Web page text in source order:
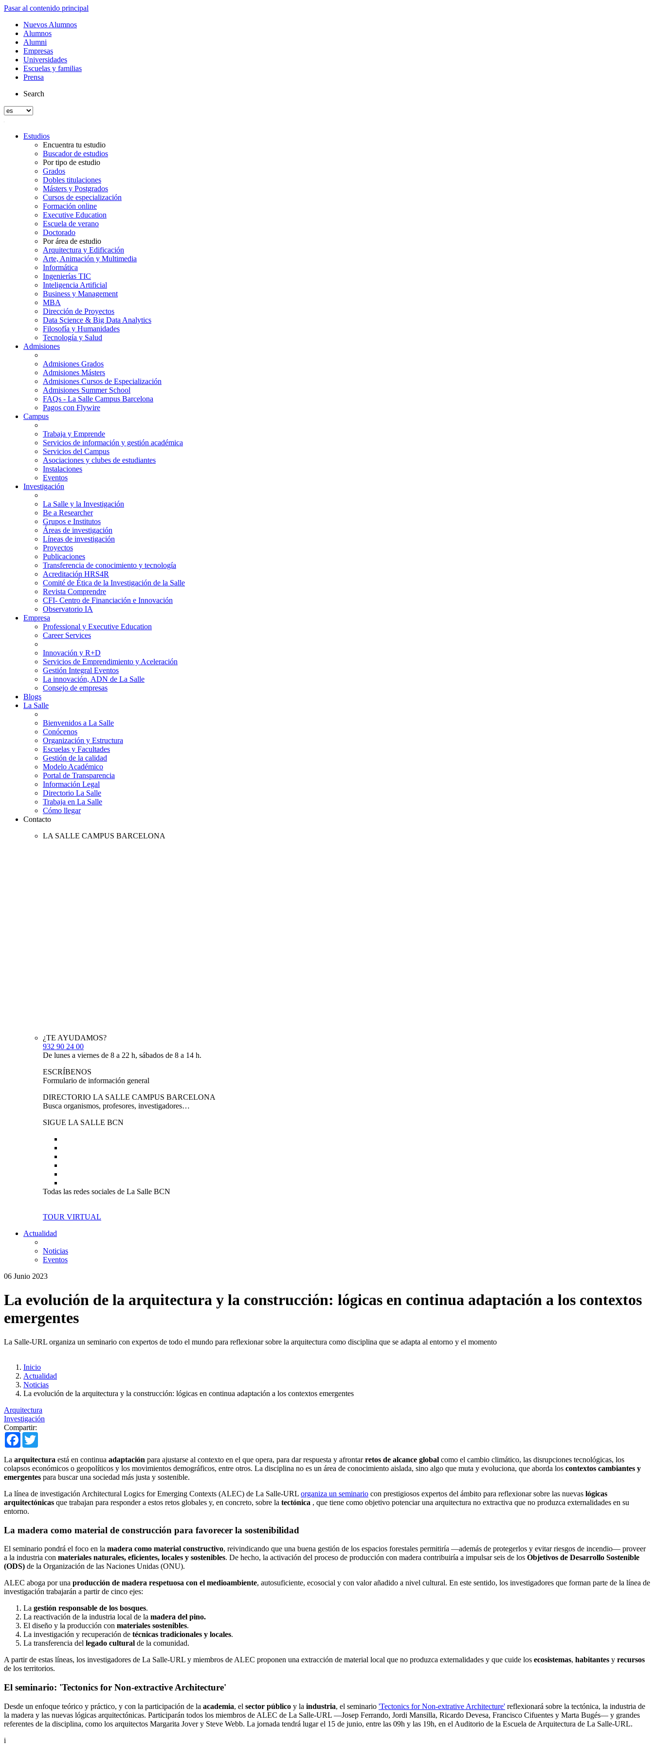
Pasar al contenido principal
Nuevos Alumnos
Alumnos
Alumni
Empresas
Universidades
Escuelas y familias
Prensa
Search
Estudios
Encuentra tu estudio
Buscador de estudios
Por tipo de estudio
Grados
Dobles titulaciones
Másters y Postgrados
Cursos de especialización
Formación online
Executive Education
Escuela de verano
Doctorado
Por área de estudio
Arquitectura y Edificación
Arte, Animación y Multimedia
Informática
Ingenierías TIC
Inteligencia Artificial
Business y Management
MBA
Dirección de Proyectos
Data Science & Big Data Analytics
Filosofía y Humanidades
Tecnología y Salud
Admisiones
Admisiones Grados
Admisiones Másters
Admisiones Cursos de Especialización
Admisiones Summer School
FAQs - La Salle Campus Barcelona
Pagos con Flywire
Campus
Trabaja y Emprende
Servicios de información y gestión académica
Servicios del Campus
Asociaciones y clubes de estudiantes
Instalaciones
Eventos
Investigación
La Salle y la Investigación
Be a Researcher
Grupos e Institutos
Áreas de investigación
Líneas de investigación
Proyectos
Publicaciones
Transferencia de conocimiento y tecnología
Acreditación HRS4R
Comité de Ética de la Investigación de la Salle
Revista Comprendre
CFI- Centro de Financiación e Innovación
Observatorio IA
Empresa
Professional y Executive Education
Career Services
Innovación y R+D
Servicios de Emprendimiento y Aceleración
Gestión Integral Eventos
La innovación, ADN de La Salle
Consejo de empresas
Blogs
La Salle
Bienvenidos a La Salle
Conócenos
Organización y Estructura
Escuelas y Facultades
Gestión de la calidad
Modelo Académico
Portal de Transparencia
Información Legal
Directorio La Salle
Trabaja en La Salle
Cómo llegar
Contacto
LA SALLE CAMPUS BARCELONA
¿TE AYUDAMOS?
932 90 24 00
De lunes a viernes de 8 a 22 h, sábados de 8 a 14 h.
ESCRÍBENOS
Formulario de información general
DIRECTORIO LA SALLE CAMPUS BARCELONA
Busca organismos, profesores, investigadores…
SIGUE LA SALLE BCN
Todas las redes sociales de La Salle BCN
TOUR VIRTUAL
Actualidad
Noticias
Eventos
06 Junio 2023
La evolución de la arquitectura y la construcción: lógicas en continua adaptación a los contextos
emergentes
La Salle-URL organiza un seminario con expertos de todo el mundo para reflexionar sobre la arquitectura como disciplina que se adapta al entorno y el momento
Inicio
Actualidad
Noticias
La evolución de la arquitectura y la construcción: lógicas en continua adaptación a los contextos emergentes
Arquitectura
Investigación
Compartir:
Facebook
La arquitectura está en continua adaptación para ajustarse al contexto en el que opera, para dar respuesta y afrontarretos de alcance global como el cambio climático, las disrupciones tecnológicas, los
colapsos económicos o geopolíticos y los movimientos demográficos, entre otros. La disciplina no es un área de conocimiento aislada, sino algo que muta y evoluciona, que aborda los contextos cambiantes y
emergentes para buscar una sociedad más justa y sostenible.
La línea de investigación Architectural Logics for Emerging Contexts (ALEC) de La Salle-URL organiza un seminario con prestigiosos expertos del ámbito para reflexionar sobre las nuevas lógicas
arquitectónicas que trabajan para responder a estos retos globales y, en concreto, sobre la tectónica , que tiene como objetivo potenciar una arquitectura no extractiva que no produzca externalidades en su
entorno.
La madera como material de construcción para favorecer la sostenibilidad
El seminario pondrá el foco en la madera como material constructivo, reivindicando que una buena gestión de los espacios forestales permitiría —además de protegerlos y evitar riesgos de incendio— proveer
a la industria con materiales naturales, eficientes, locales y sostenibles. De hecho, la activación del proceso de producción con madera contribuiría a impulsar seis de los Objetivos de Desarrollo Sostenible
(ODS) de la Organización de las Naciones Unidas (ONU).
ALEC aboga por una producción de madera respetuosa con el medioambiente, autosuficiente, ecosocial y con valor añadido a nivel cultural. En este sentido, los investigadores que forman parte de la línea de
investigación trabajarán a partir de cinco ejes:
La gestión responsable de los bosques.
La reactivación de la industria local de la madera del pino.
El diseño y la producción con materiales sostenibles.
La investigación y recuperación de técnicas tradicionales y locales.
La transferencia del legado cultural de la comunidad.
A partir de estas líneas, los investigadores de La Salle-URL y miembros de ALEC proponen una extracción de material local que no produzca externalidades y que cuide los ecosistemas, habitantes y recursos
de los territorios.
El seminario: 'Tectonics for Non-extractive Architecture'
Desde un enfoque teórico y práctico, y con la participación de la academia, el sector público y la industria, el seminario 'Tectonics for Non-extrative Architecture' reflexionará sobre la tectónica, la industria de
la madera y las nuevas lógicas arquitectónicas. Participarán todos los miembros de ALEC de La Salle-URL —Josep Ferrando, Jordi Mansilla, Ricardo Devesa, Francisco Cifuentes y Marta Bugés— y grandes
referentes de la disciplina, como los arquitectos Margarita Jover y Steve Webb. La jornada tendrá lugar el 15 de junio, entre las 09h y las 19h, en el Auditorio de la Escuela de Arquitectura de La Salle-URL.
i